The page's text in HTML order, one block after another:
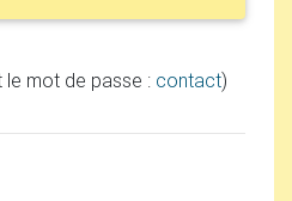
le mot de passe : contact)